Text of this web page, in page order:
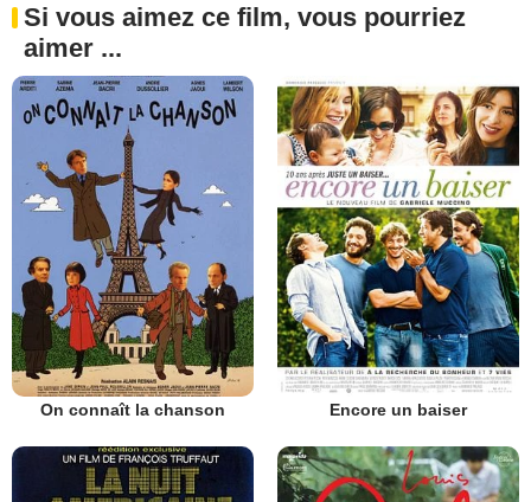
Si vous aimez ce film, vous pourriez
aimer ...
On connaît la chanson Encore un baiser